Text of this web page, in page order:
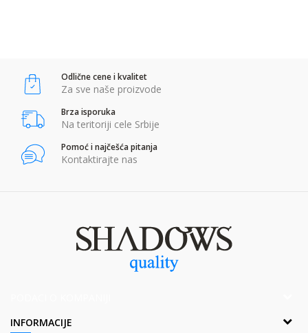
POŠALJI
Odlične cene i kvalitet
Za sve naše proizvode
Brza isporuka
Na teritoriji cele Srbije
Pomoć i najčešća pitanja
Kontaktirajte nas
Adresa:
INFORMACIJE